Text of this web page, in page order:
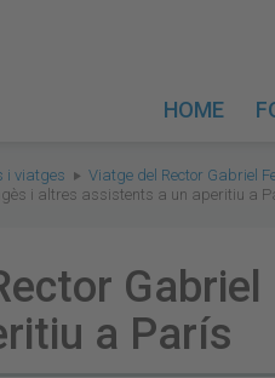
HOME
i viatges
Viatge del Rector Gabriel
i altres assistents a un aperitiu a
a París